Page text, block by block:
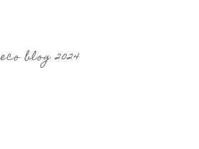
eco blog 2024